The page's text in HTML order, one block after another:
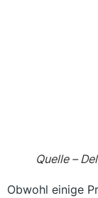
Quelle –
Obwohl einige